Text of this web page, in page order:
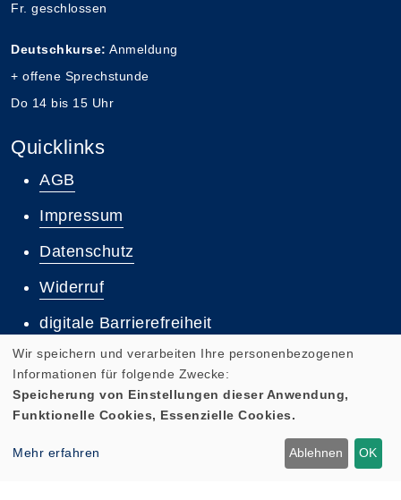
Fr. geschlossen
Deutschkurse: Anmeldung
+ offene Sprechstunde
Do 14 bis 15 Uhr
Quicklinks
AGB
Impressum
Datenschutz
Widerruf
digitale Barrierefreiheit
Widerrufsformular
Wir speichern und verarbeiten Ihre personenbezogenen
Informationen für folgende Zwecke:
Speicherung von Einstellungen dieser Anwendung,
Funktionelle Cookies, Essenzielle Cookies.
Mehr erfahren Ablehnen OK